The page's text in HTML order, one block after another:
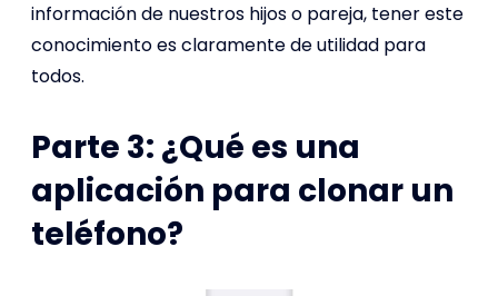
información de nuestros hijos o pareja, tener este
conocimiento es claramente de utilidad para
todos.
Parte 3: ¿Qué es una
aplicación para clonar un
teléfono?